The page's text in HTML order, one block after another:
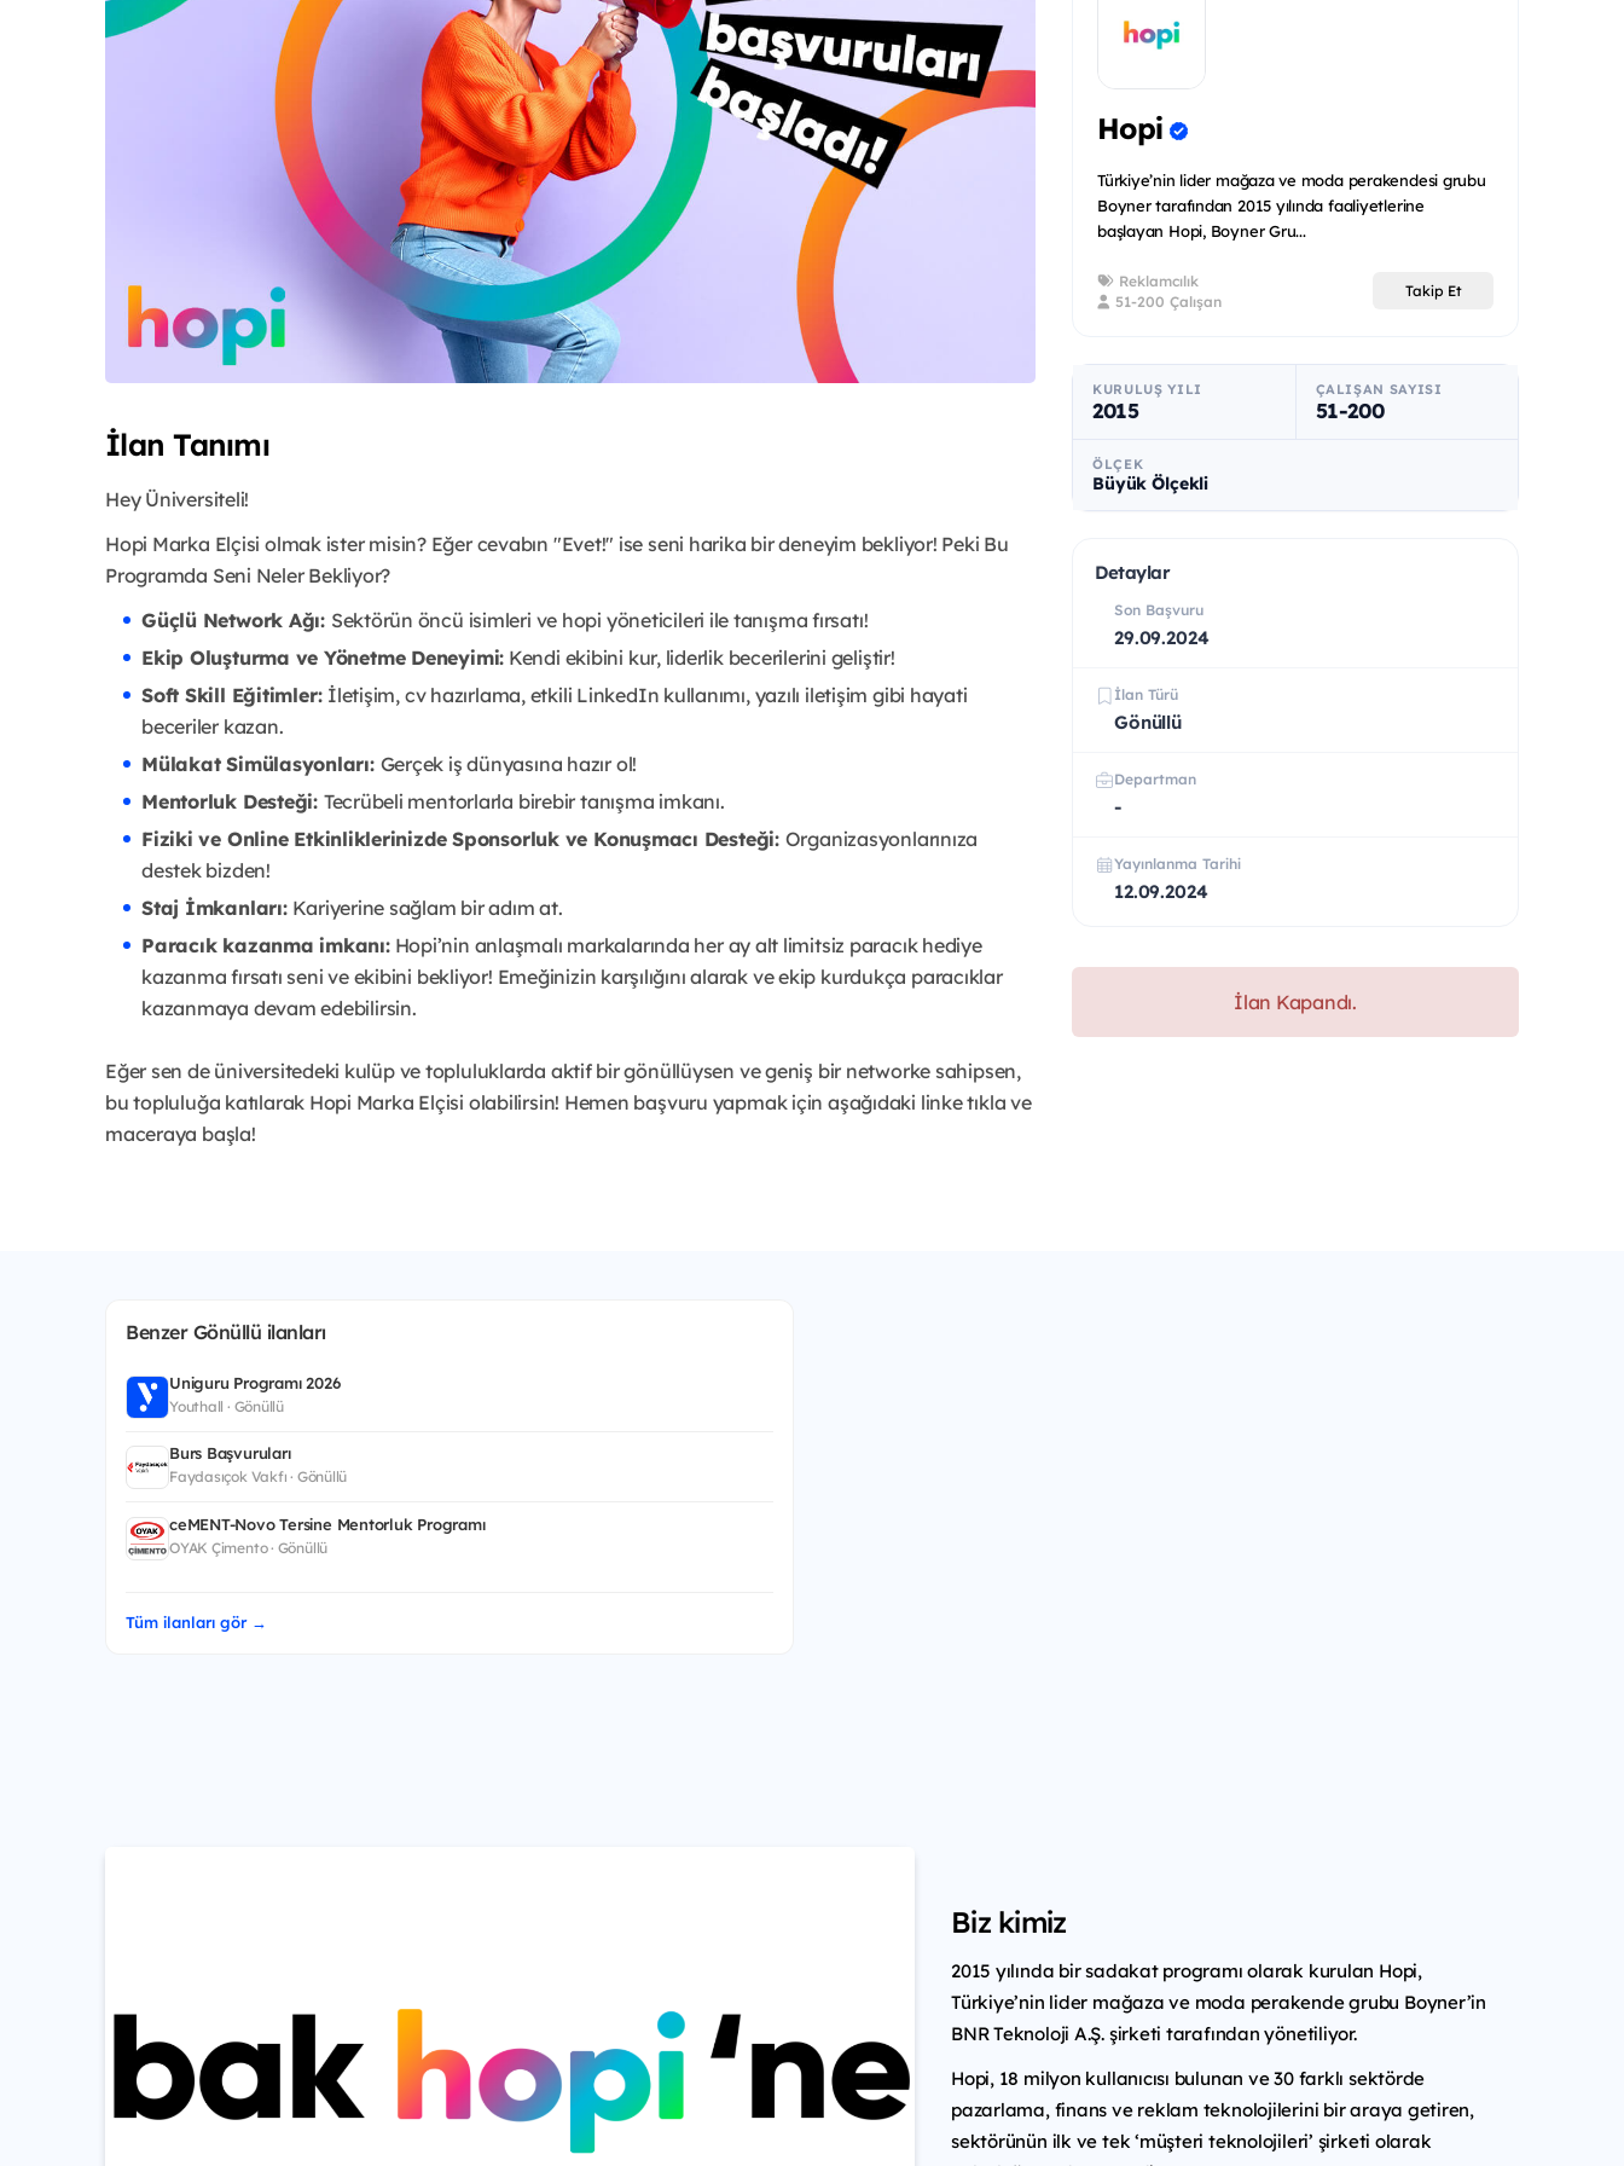
İlan Tanımı
Hey Üniversiteli!
Hopi Marka Elçisi olmak ister misin? Eğer cevabın "Evet!" ise seni harika bir deneyim bekliyor! Peki Bu
Programda Seni Neler Bekliyor?
Güçlü Network Ağı: Sektörün öncü isimleri ve hopi yöneticileri ile tanışma fırsatı!
Ekip Oluşturma ve Yönetme Deneyimi: Kendi ekibini kur, liderlik becerilerini geliştir!
Soft Skill Eğitimler: İletişim, cv hazırlama, etkili LinkedIn kullanımı, yazılı iletişim gibi hayati
beceriler kazan.
Mülakat Simülasyonları: Gerçek iş dünyasına hazır ol!
Mentorluk Desteği: Tecrübeli mentorlarla birebir tanışma imkanı.
Fiziki ve Online Etkinliklerinizde Sponsorluk ve Konuşmacı Desteği: Organizasyonlarınıza
destek bizden!
Staj İmkanları: Kariyerine sağlam bir adım at.
Paracık kazanma imkanı:Hopi’nin anlaşmalı markalarında her ay alt limitsiz paracık hediye
kazanma fırsatı seni ve ekibini bekliyor! Emeğinizin karşılığını alarak ve ekip kurdukça paracıklar
kazanmaya devam edebilirsin.
Eğer sen de üniversitedeki kulüp ve topluluklarda aktif bir gönüllüysen ve geniş bir networke sahipsen,
bu topluluğa katılarak Hopi Marka Elçisi olabilirsin! Hemen başvuru yapmak için aşağıdaki linke tıkla ve
maceraya başla!
Hopi
Türkiye’nin lider mağaza ve moda perakendesi grubu
Boyner tarafından 2015 yılında faaliyetlerine
başlayan Hopi, Boyner Gru...
Reklamcılık
51-200 Çalışan
Takip Et
KURULUŞ YILI
2015
ÇALIŞAN SAYISI
51-200
ÖLÇEK
Büyük Ölçekli
Detaylar
Son Başvuru
29.09.2024
İlan Türü
Gönüllü
Departman
-
Yayınlanma Tarihi
12.09.2024
İlan Kapandı.
Benzer Gönüllü ilanları
Uniguru Programı 2026
Youthall · Gönüllü
Burs Başvuruları
Faydasıçok Vakfı · Gönüllü
ceMENT-Novo Tersine Mentorluk Programı
OYAK Çimento · Gönüllü
Tüm ilanları gör →
Biz kimiz
2015 yılında bir sadakat programı olarak kurulan Hopi,
Türkiye’nin lider mağaza ve moda perakende grubu Boyner’in
BNR Teknoloji A.Ş. şirketi tarafından yönetiliyor.
Hopi, 18 milyon kullanıcısı bulunan ve 30 farklı sektörde
pazarlama, finans ve reklam teknolojilerini bir araya getiren,
sektörünün ilk ve tek ‘müşteri teknolojileri’ şirketi olarak